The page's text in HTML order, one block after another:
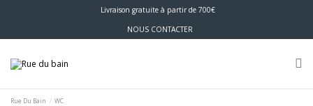
Livraison gratuite à partir de 700€
NOUS CONTACTER
Rue Du Bain WC